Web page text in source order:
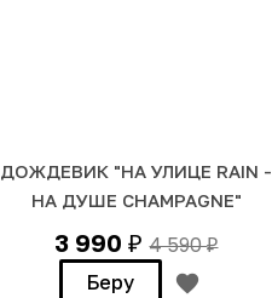
ДОЖДЕВИК "НА УЛИЦЕ RAIN -
НА ДУШЕ CHAMPAGNE"
3 990₽ 4 590₽
Беру